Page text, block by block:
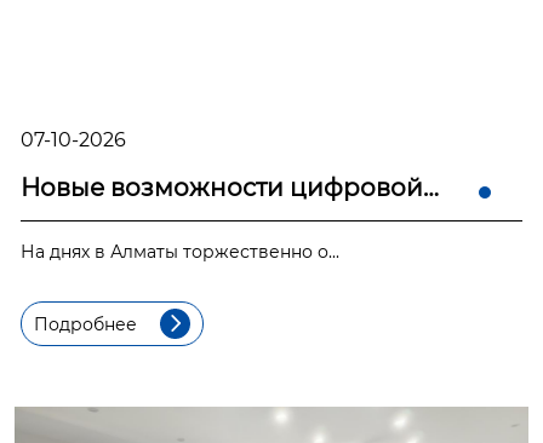
07-10-2026
Новые возможности цифровой
экономики на «Шелков...
На днях в Алматы торжественно о...
Подробнее 